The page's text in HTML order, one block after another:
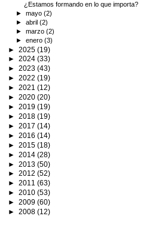
¿Estamos formando en lo que importa?
►mayo(2)
►abril(2)
►marzo(2)
►enero(3)
► 2025 (19)
► 2024 (33)
► 2023 (43)
► 2022 (19)
► 2021 (12)
► 2020 (20)
► 2019 (19)
► 2018 (19)
► 2017 (14)
► 2016 (14)
► 2015 (18)
► 2014 (28)
► 2013 (50)
► 2012 (52)
► 2011 (63)
► 2010 (53)
► 2009 (60)
► 2008 (12)